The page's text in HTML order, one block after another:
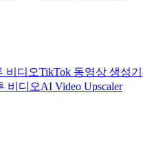
비디오TikTok 동영상 생성기
비디오AI Video Upscaler